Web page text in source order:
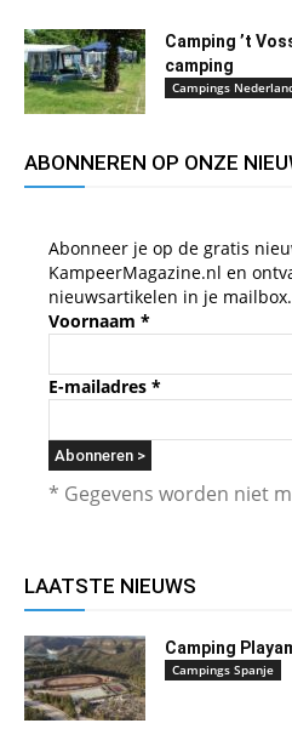
Camping ’t
camping
Campings
ABONNEREN OP ONZE
Abonneer je op de gratis
KampeerMagazine.nl en
nieuwsartikelen in je mailbox.
Voornaam *
E-mailadres *
* Gegevens worden niet
LAATSTE NIEUWS
Camping
Campings Spanje